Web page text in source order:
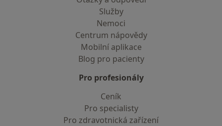
Služby
Nemoci
Centrum nápovědy
Mobilní aplikace
Blog pro pacienty
Pro profesionály
Ceník
Pro specialisty
Pro zdravotnická zařízení